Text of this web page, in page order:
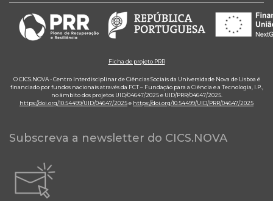
Ficha de projeto PRR
O CICS.NOVA - Centro Interdisciplinar de Ciências Sociais da Universidade Nova de Lisboa é
financiado por fundos nacionais através da FCT – Fundação para a Ciência e a Tecnologia, I.P.,
no âmbito dos projetos UID/04647/2025 e UID/PRR/04647/2025.
https://doi.org/10.54499/UID/04647/2025e https://doi.org/10.54499/UID/PRR/04647/2025
Subscreva a newsletter do CICS.NOVA